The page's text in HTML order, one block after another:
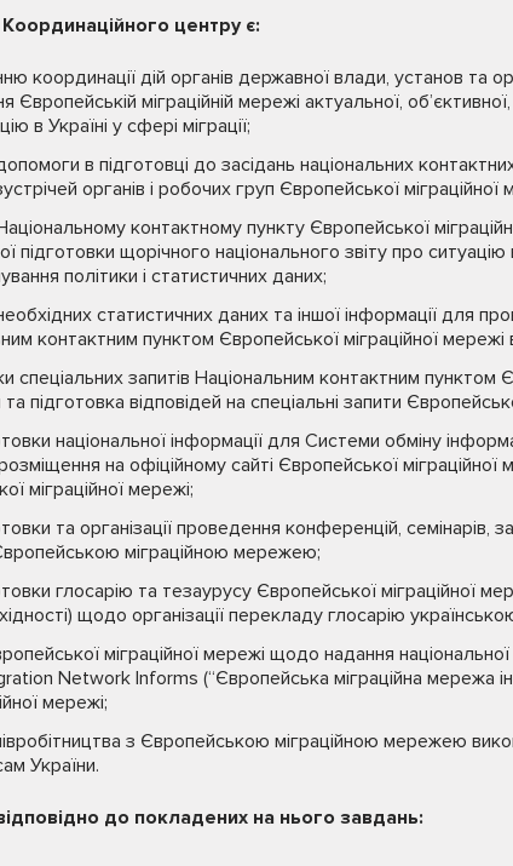
центру є:
координації дій органів державної влади, установ та
міграційній мережі актуальної,
в Україні у сфері міграції;
в підготовці до засідань національних
органів і робочих груп Європейської міграційної
контактному пункту Європейської
підготовки щорічного національного звіту про ситуацію
політики і статистичних даних;
статистичних даних та іншої інформації для
контактним пунктом Європейської міграційної мережі
спеціальних запитів Національним контактним пунктом
підготовка відповідей на спеціальні запити
національної інформації для Системи обміну
на офіційному сайті Європейської міграційної
міграційної мережі;
та організації проведення конференцій, семінарів,
міграційною мережею;
глосарію та тезаурусу Європейської міграційної
щодо організації перекладу глосарію
міграційної мережі щодо надання
Network Informs (“Європейська міграційна мережа
мережі;
з Європейською міграційною мережею
України.
до покладених на нього завдань: